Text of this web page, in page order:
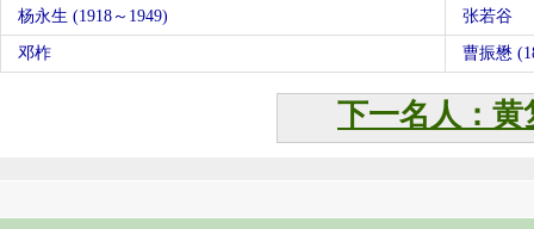
杨永生 (1918～1949) 张若谷
邓柞 曹振懋
下一名人：黄